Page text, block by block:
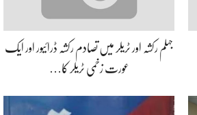
جہلم رکشہ اور ٹریلر میں تصادم رکشہ ڈرائیور اور ایک
عورت زخمی ٹریلر کا…